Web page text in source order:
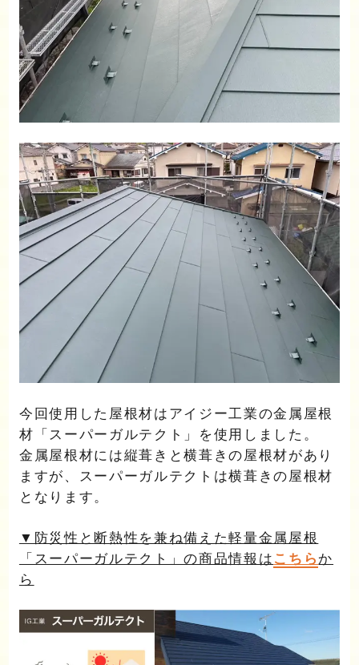
今回使用した屋根材はアイジー工業の金属屋根
材「スーパーガルテクト」を使用しました。
金属屋根材には縦葺きと横葺きの屋根材があり
ますが、スーパーガルテクトは横葺きの屋根材
となります。
▼防災性と断熱性を兼ね備えた軽量金属屋根
「スーパーガルテクト」の商品情報は こちら か
ら